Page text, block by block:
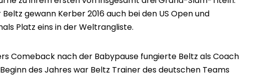
gewann Kerber 2016 auch bei den US Open und
Platz eins in der Weltrangliste.
Comeback nach der Babypause fungierte Beltz als Coach
des Jahres war Beltz Trainer des deutschen Teams